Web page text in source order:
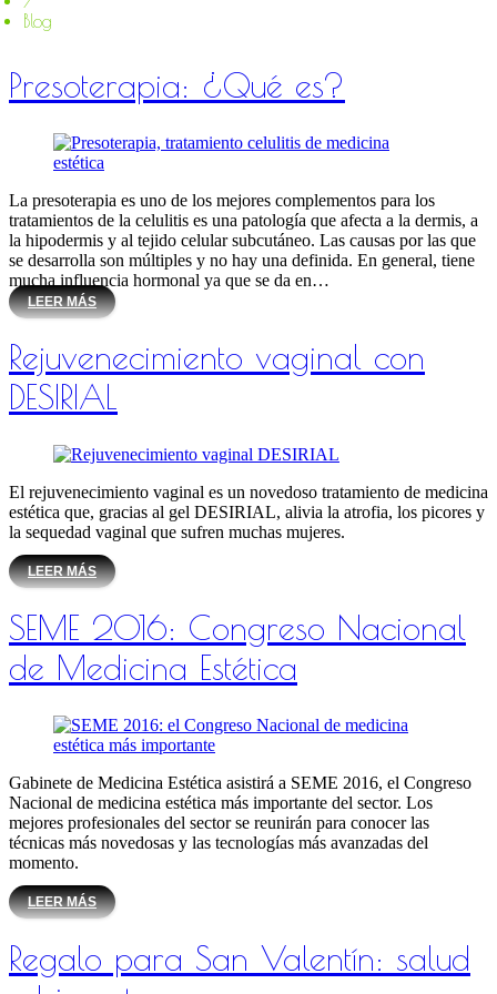
Blog
Presoterapia: ¿Qué es?
La presoterapia es uno de los mejores complementos para los
tratamientos de la celulitis es una patología que afecta a la dermis, a
la hipodermis y al tejido celular subcutáneo. Las causas por las que
se desarrolla son múltiples y no hay una definida. En general, tiene
mucha influencia hormonal ya que se da en…
LEER MÁS
Rejuvenecimiento vaginal con
DESIRIAL
El rejuvenecimiento vaginal es un novedoso tratamiento de medicina
estética que, gracias al gel DESIRIAL, alivia la atrofia, los picores y
la sequedad vaginal que sufren muchas mujeres.
LEER MÁS
SEME 2016: Congreso Nacional
de Medicina Estética
Gabinete de Medicina Estética asistirá a SEME 2016, el Congreso
Nacional de medicina estética más importante del sector. Los
mejores profesionales del sector se reunirán para conocer las
técnicas más novedosas y las tecnologías más avanzadas del
momento.
LEER MÁS
Regalo para San Valentín: salud